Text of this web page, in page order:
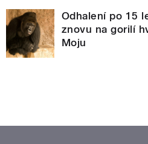
Odhalení po 15
znovu na gorilí
Moju